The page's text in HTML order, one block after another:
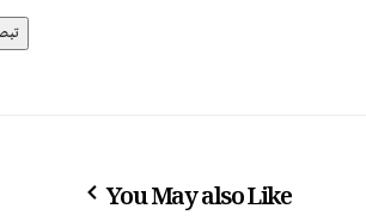
You May also Like